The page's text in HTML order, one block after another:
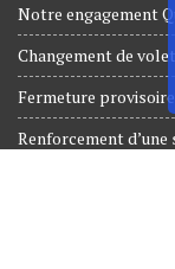
Notre engagement
Changement de
Fermeture provisoire
Renforcement d’une